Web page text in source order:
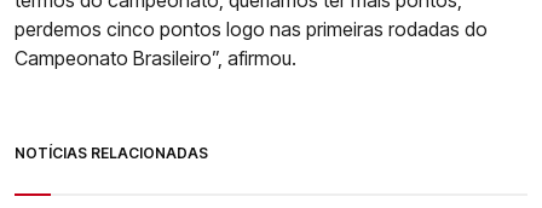
perdemos cinco pontos logo nas primeiras rodadas do
Campeonato Brasileiro”, afirmou.
NOTÍCIAS RELACIONADAS